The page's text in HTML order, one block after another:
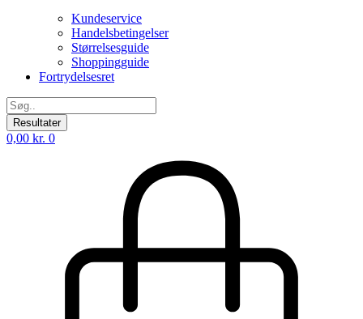
Kundeservice
Handelsbetingelser
Størrelsesguide
Shoppingguide
Fortrydelsesret
Search
...Resultater
0,00 kr. 0